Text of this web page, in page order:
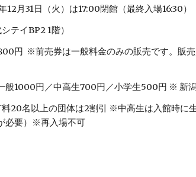
月31日（火）は17:00閉館（最終入場16:30）
テイBP2 1階）
円  ※前売券は一般料金のみの販売です。販
般1000円／中高生700円／小学生500円 ※ 新
名以上の団体は2割引 ※中高生は入館時に
必要）※再入場不可